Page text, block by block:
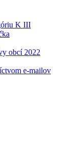
K III
obcí 2022
e-mailov